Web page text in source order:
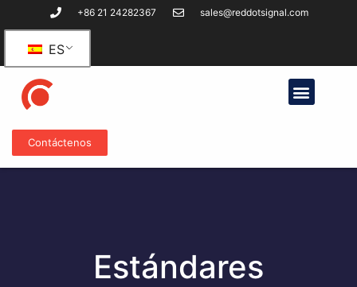
+86 21 24282367 sales@reddotsignal.com
ES
Contáctenos
Estándares